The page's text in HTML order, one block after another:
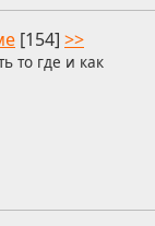
[154] >>
то где и как